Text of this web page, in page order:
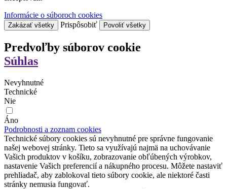
Informácie o súboroch cookies
Zakázať všetky Prispôsobiť Povoliť všetky
Predvoľby súborov cookie
Súhlas
Nevyhnutné
Technické
Nie
Áno
Podrobnosti a zoznam cookies
Technické súbory cookies sú nevyhnutné pre správne fungovanie
našej webovej stránky. Tieto sa využívajú najmä na uchovávanie
Vašich produktov v košíku, zobrazovanie obľúbených výrobkov,
nastavenie Vašich preferencií a nákupného procesu. Môžete nastaviť
prehliadač, aby zablokoval tieto súbory cookie, ale niektoré časti
stránky nemusia fungovať.